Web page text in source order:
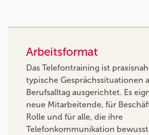
Arbeitsformat
Das Telefontraining ist
typische Gesprächssituationen
Berufsalltag ausgerichtet. Es
neue Mitarbeitende, für
Rolle und für alle, die ihre
Telefonkommunikation